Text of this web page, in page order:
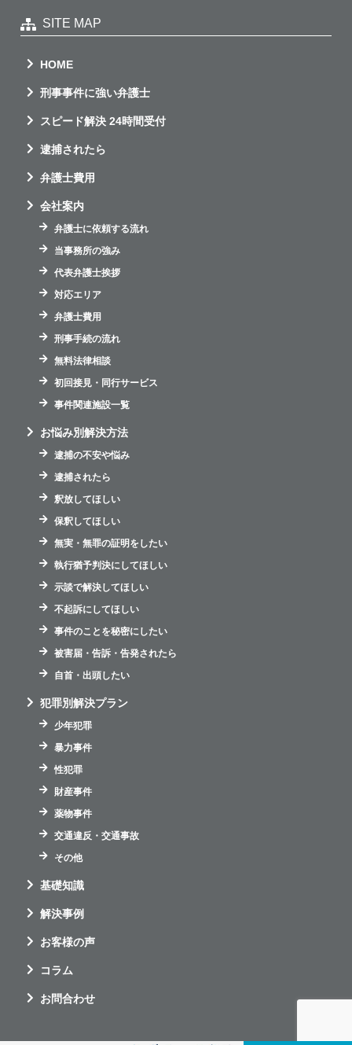
SITE MAP
HOME
刑事事件に強い弁護士
スピード解決 24時間受付
逮捕されたら
弁護士費用
会社案内
弁護士に依頼する流れ
当事務所の強み
代表弁護士挨拶
対応エリア
弁護士費用
刑事手続の流れ
無料法律相談
初回接見・同行サービス
事件関連施設一覧
お悩み別解決方法
逮捕の不安や悩み
逮捕されたら
釈放してほしい
保釈してほしい
無実・無罪の証明をしたい
執行猶予判決にしてほしい
示談で解決してほしい
不起訴にしてほしい
事件のことを秘密にしたい
被害届・告訴・告発されたら
自首・出頭したい
犯罪別解決プラン
少年犯罪
暴力事件
性犯罪
財産事件
薬物事件
交通違反・交通事故
その他
基礎知識
解決事例
お客様の声
コラム
お問合わせ